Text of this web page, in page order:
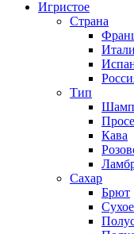
Игристое
Страна
Тип
Кава
Сахар
Брют
Сухое